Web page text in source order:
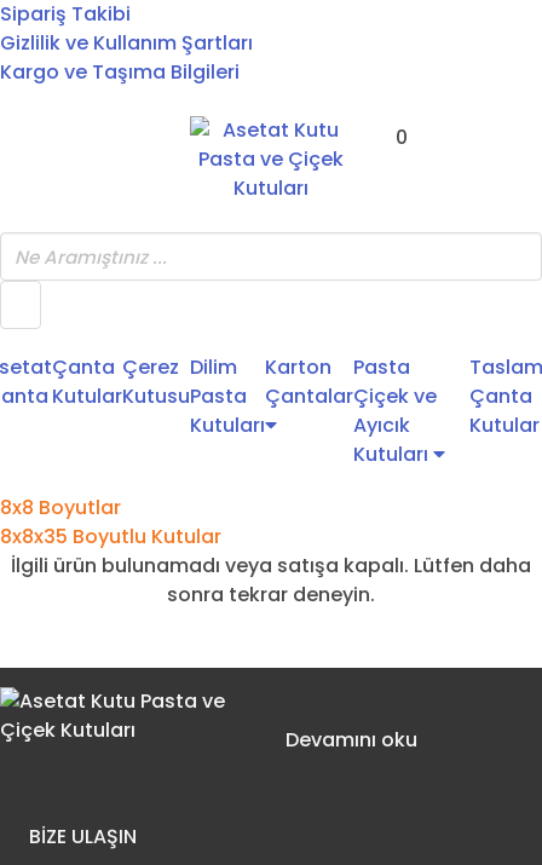
Sipariş Takibi
Gizlilik ve Kullanım Şartları
Kargo ve Taşıma Bilgileri
0
Çanta
Kutular
Çerez
Kutusu
Dilim
Pasta
Kutuları
Karton
Çantalar
Pasta
Çiçek ve
Ayıcık
Kutuları
Çanta
Kutular
8x8 Boyutlar
8x8x35 Boyutlu Kutular
İlgili ürün bulunamadı veya satışa kapalı. Lütfen daha
sonra tekrar deneyin.
Devamını oku
BİZE ULAŞIN